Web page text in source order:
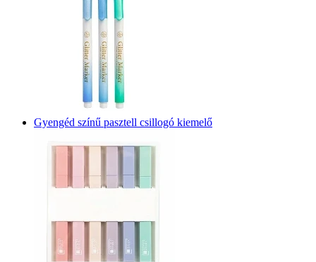
Gyengéd színű pasztell csillogó kiemelő